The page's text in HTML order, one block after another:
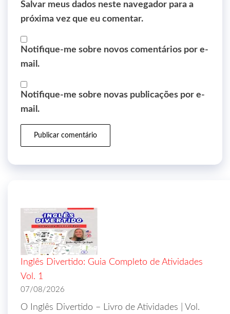
Salvar meus dados neste navegador para a
próxima vez que eu comentar.
Notifique-me sobre novos comentários por e-
mail.
Notifique-me sobre novas publicações por e-
mail.
Inglês Divertido: Guia Completo de Atividades
Vol. 1
07/08/2026
O Inglês Divertido – Livro de Atividades | Vol.